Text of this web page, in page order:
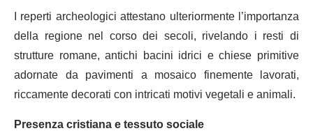
I reperti archeologici attestano ulteriormente l’importanza
della regione nel corso dei secoli, rivelando i resti di
strutture romane, antichi bacini idrici e chiese primitive
adornate da pavimenti a mosaico finemente lavorati,
riccamente decorati con intricati motivi vegetali e animali.
Presenza cristiana e tessuto sociale